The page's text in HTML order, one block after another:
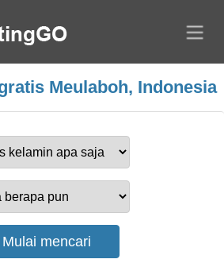
Meulaboh, Indonesia